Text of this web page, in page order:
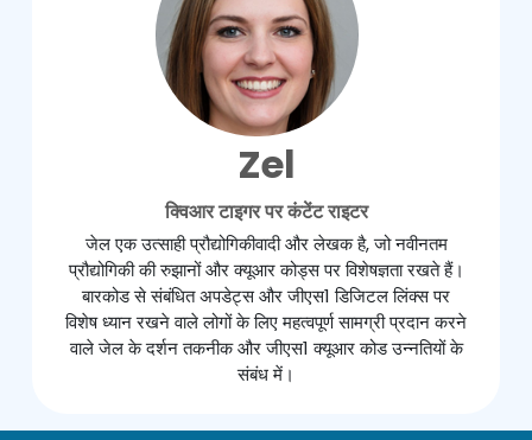
Zel
क्विआर टाइगर पर कंटेंट राइटर
जेल एक उत्साही प्रौद्योगिकीवादी और लेखक है, जो नवीनतम
प्रौद्योगिकी की रुझानों और क्यूआर कोड्स पर विशेषज्ञता रखते हैं।
बारकोड से संबंधित अपडेट्स और जीएस1 डिजिटल लिंक्स पर
विशेष ध्यान रखने वाले लोगों के लिए महत्वपूर्ण सामग्री प्रदान करने
वाले जेल के दर्शन तकनीक और जीएस1 क्यूआर कोड उन्नतियों के
संबंध में।